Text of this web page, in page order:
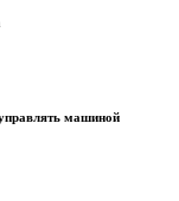
машиной